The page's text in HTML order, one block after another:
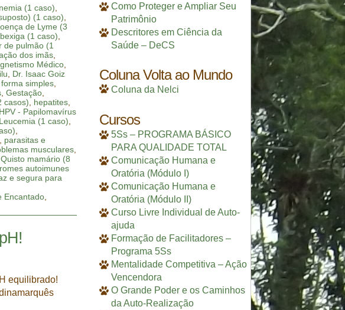
(1 caso),
(1 caso),
de Lyme (3
(1 caso),
de pulmão (1
dos imãs,
Médico,
, Dr. Isaac Goiz
simples,
,Gestação,
casos), hepatites,
HPV - Papilomavírus
Leucemia (1 caso),
,
, parasitas e
musculares,
Quisto mamário (8
autoimunes
e segura para
Encantado,
equilibrado!
Como Proteger e Ampliar Seu
Patrimônio
Descritores em Ciência da
Saúde – DeCS
Coluna Volta ao Mundo
Coluna da Nelci
Cursos
5Ss – PROGRAMA BÁSICO
PARA QUALIDADE TOTAL
Comunicação Humana e
Oratória (Módulo I)
Comunicação Humana e
Oratória (Módulo II)
Curso Livre Individual de Auto-
ajuda
Formação de Facilitadores –
Programa 5Ss
Mentalidade Competitiva – Ação
Vencendora
O Grande Poder e os Caminhos
da Auto-Realização